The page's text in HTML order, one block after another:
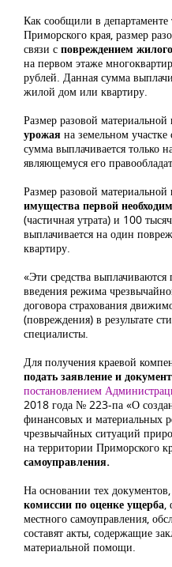
Как сообщили в департаменте
Приморского края, размер
связи с повреждением
на первом этаже
рублей. Данная сумма
жилой дом или квартиру.
Размер разовой
урожая на земельном
сумма выплачивается только
являющемуся его
Размер разовой
имущества первой
(частичная утрата) и 100
выплачивается на один
квартиру.
«Эти средства
введения режима
договора страхования
(повреждения) в результате
специалисты.
Для получения краевой
подать заявление и
постановлением
2018 года № 223-па «О
финансовых и материальных
чрезвычайных ситуаций
на территории Приморского
самоуправления.
На основании тех
комиссии по оценке ущерба,
местного самоуправления,
составят акты, содержащие
материальной помощи.